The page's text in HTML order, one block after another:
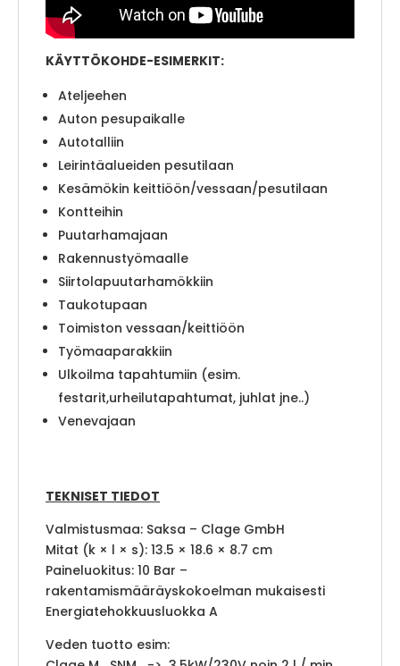
KÄYTTÖKOHDE-ESIMERKIT:
Ateljeehen
Auton pesupaikalle
Autotalliin
Leirintäalueiden pesutilaan
Kesämökin keittiöön/vessaan/pesutilaan
Kontteihin
Puutarhamajaan
Rakennustyömaalle
Siirtolapuutarhamökkiin
Taukotupaan
Toimiston vessaan/keittiöön
Työmaaparakkiin
Ulkoilma tapahtumiin (esim.
festarit,urheilutapahtumat, juhlat jne..)
Venevajaan
TEKNISET TIEDOT
Valmistusmaa: Saksa – Clage GmbH
Mitat (k × l × s): 13.5 × 18.6 × 8.7 cm
Paineluokitus: 10 Bar –
rakentamismääräyskokoelman mukaisesti
Energiatehokkuusluokka A
Veden tuotto esim: